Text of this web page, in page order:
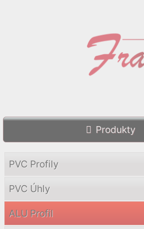
Produkty
PVC Profily
PVC Úhly
ALU Profil